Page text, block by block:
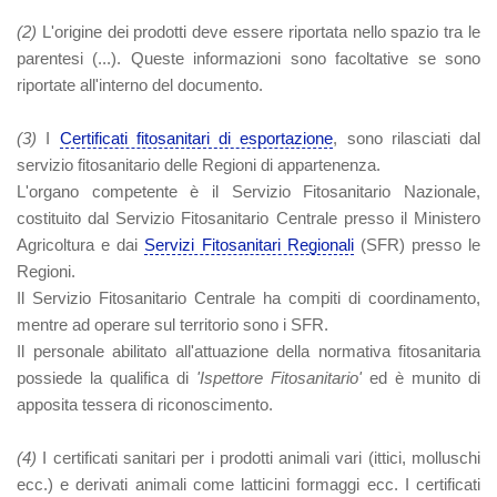
(2) L'origine dei prodotti deve essere riportata nello spazio tra le
parentesi (...). Queste informazioni sono facoltative se sono
riportate all'interno del documento.
(3) I Certificati fitosanitari di esportazione, sono rilasciati dal
servizio fitosanitario delle Regioni di appartenenza.
L'organo competente è il Servizio Fitosanitario Nazionale,
costituito dal Servizio Fitosanitario Centrale presso il Ministero
Agricoltura e dai Servizi Fitosanitari Regionali(SFR) presso le
Regioni.
Il Servizio Fitosanitario Centrale ha compiti di coordinamento,
mentre ad operare sul territorio sono i SFR.
Il personale abilitato all'attuazione della normativa fitosanitaria
possiede la qualifica di 'Ispettore Fitosanitario' ed è munito di
apposita tessera di riconoscimento.
(4) I certificati sanitari per i prodotti animali vari (ittici, molluschi
ecc.) e derivati animali come latticini formaggi ecc. I certificati